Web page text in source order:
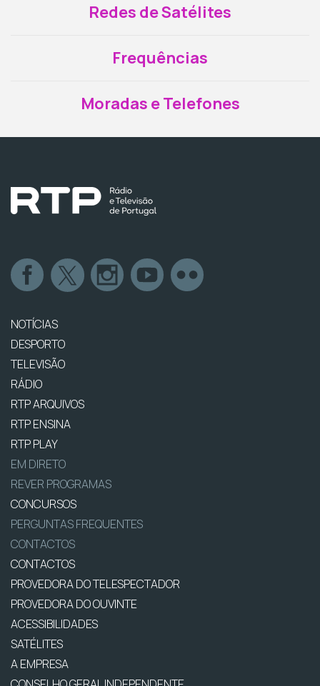
Redes de Satélites
Frequências
Moradas e Telefones
NOTÍCIAS
DESPORTO
TELEVISÃO
RÁDIO
RTP ARQUIVOS
RTP ENSINA
RTP PLAY
EM DIRETO
REVER PROGRAMAS
CONCURSOS
PERGUNTAS FREQUENTES
CONTACTOS
CONTACTOS
PROVEDORA DO TELESPECTADOR
PROVEDORA DO OUVINTE
ACESSIBILIDADES
SATÉLITES
A EMPRESA